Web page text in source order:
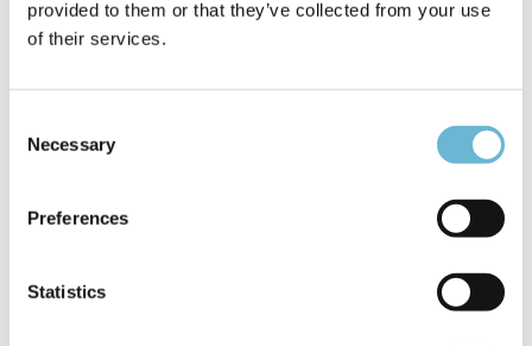
provided to them or that they’ve collected from your use
of their services.
Selection
Necessary
Preferences
Statistics
and I am extremely happy with the
awesome. We had a very friendly
comfortable with what was planned